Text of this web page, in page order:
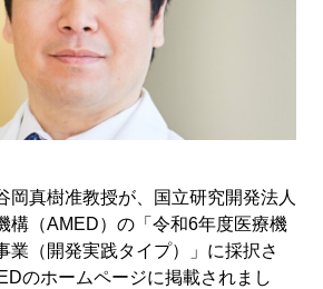
岡真樹准教授が、国立研究開発法人
構（AMED）の「令和6年度医療機
業（開発実践タイプ）」に採択さ
のホームページに掲載されまし